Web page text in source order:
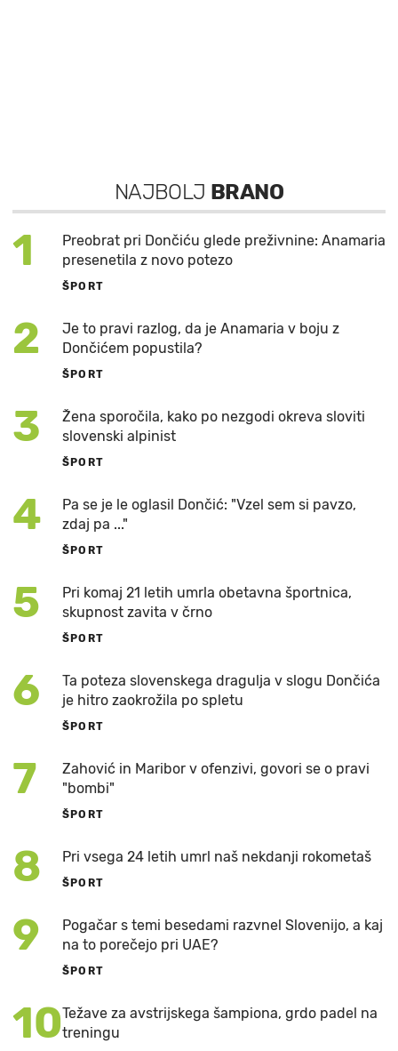
NAJBOLJ BRANO
1
Preobrat pri Dončiću glede preživnine: Anamaria
presenetila z novo potezo
ŠPORT
2
Je to pravi razlog, da je Anamaria v boju z
Dončićem popustila?
ŠPORT
3
Žena sporočila, kako po nezgodi okreva sloviti
slovenski alpinist
ŠPORT
4
Pa se je le oglasil Dončić: "Vzel sem si pavzo,
zdaj pa ..."
ŠPORT
5
Pri komaj 21 letih umrla obetavna športnica,
skupnost zavita v črno
ŠPORT
6
Ta poteza slovenskega dragulja v slogu Dončića
je hitro zaokrožila po spletu
ŠPORT
7
Zahović in Maribor v ofenzivi, govori se o pravi
"bombi"
ŠPORT
8 Pri vsega 24 letih umrl naš nekdanji rokometaš
ŠPORT
9
Pogačar s temi besedami razvnel Slovenijo, a kaj
na to porečejo pri UAE?
ŠPORT
10Težave za avstrijskega šampiona, grdo padel na
treningu